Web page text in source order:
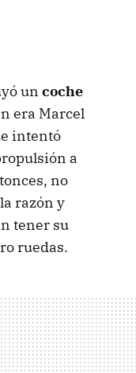
un coche
era Marcel
intentó
a
no
razón y
tener su
ruedas.